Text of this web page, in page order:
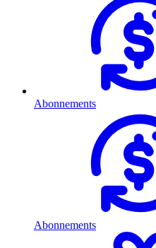
Abonnements
Abonnements